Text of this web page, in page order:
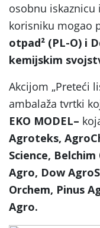
osobnu iskaznicu
korisniku mogao
otpad² (PL-O) i
kemijskim
Akcijom „Preteći
ambalaža tvrtki
EKO MODEL–
Agroteks,
Science,
Agro, Dow
Orchem, Pinus
Agro.